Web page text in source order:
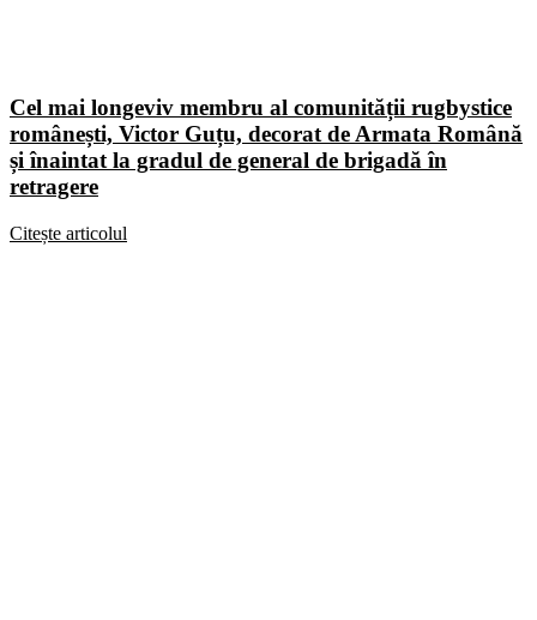
Cel mai longeviv membru al comunității rugbystice
românești, Victor Guțu, decorat de Armata Română
și înaintat la gradul de general de brigadă în
retragere
Citește articolul